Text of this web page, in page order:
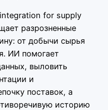
for supply
разрозненные
от добычи сырья
ИИ помогает
выловить
и
поставок, а
историю